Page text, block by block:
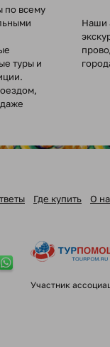
по всему
туры и
Наши
Где купить О
Участник